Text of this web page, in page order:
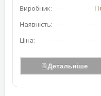
Виробник:
Наявність:
Ціна:
Детальніше